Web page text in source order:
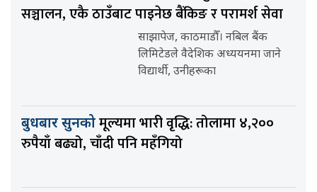
सञ्चालन, एकै ठाउँबाट पाइनेछ बैंकिङ र परामर्श सेवा
साझापेज, काठमाडौँ। नबिल बैंक
लिमिटेडले वैदेशिक अध्ययनमा जाने
विद्यार्थी, उनीहरूका
बुधबार सुनकोमूल्यमा भारी वृद्धि: तोलामा ४,२००
रुपैयाँ बढ्यो, चाँदी पनि महँगियो